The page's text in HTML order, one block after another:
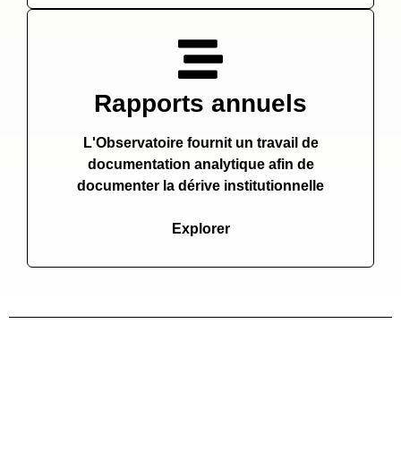
Rapports annuels
L'Observatoire fournit un travail de
documentation analytique afin de
documenter la dérive institutionnelle
Explorer